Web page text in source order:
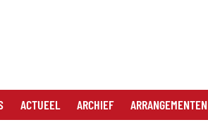
ACTUEEL ARCHIEF ARRANGEMENTEN